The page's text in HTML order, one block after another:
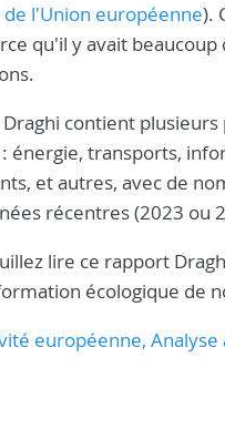
l'Union européenne).
qu'il y avait
contient
énergie, transports,
et autres, avec de
récentres (2023 ou
lire ce rapport
écologique de
européenne,